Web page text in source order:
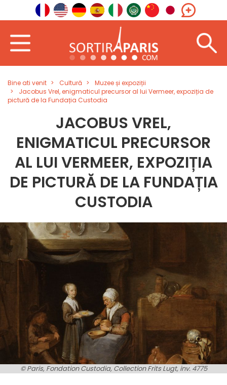
Bine ati venit Cultură
Muzee și expoziții
Jacobus Vrel, enigmaticul precursor al lui Vermeer, expoziția de
pictură de la Fundația Custodia
JACOBUS VREL,
ENIGMATICUL PRECURSOR
AL LUI VERMEER, EXPOZIȚIA
DE PICTURĂ DE LA FUNDAȚIA
CUSTODIA
© Paris, Fondation Custodia, Collection Frits Lugt, inv. 4775